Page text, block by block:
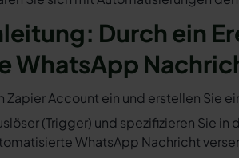
Durch ein
WhatsApp
Zapier Account ein und erstellen Sie
(Trigger) und spezifizieren Sie
WhatsApp Nachricht